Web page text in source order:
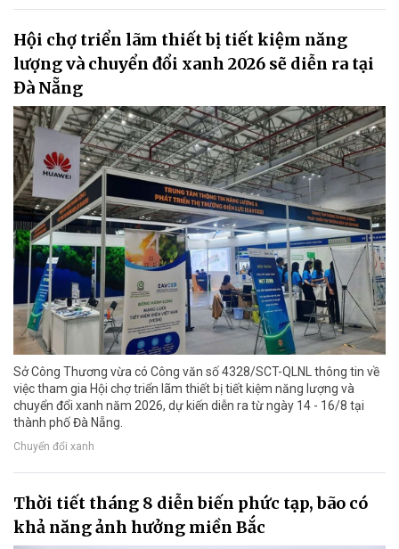
Hội chợ triển lãm thiết bị tiết kiệm năng
lượng và chuyển đổi xanh 2026 sẽ diễn ra tại
Đà Nẵng
Sở Công Thương vừa có Công văn số 4328/SCT-QLNL thông tin về
việc tham gia Hội chợ triển lãm thiết bị tiết kiệm năng lượng và
chuyển đổi xanh năm 2026, dự kiến diễn ra từ ngày 14 - 16/8 tại
thành phố Đà Nẵng.
Chuyển đổi xanh
Thời tiết tháng 8 diễn biến phức tạp, bão có
khả năng ảnh hưởng miền Bắc